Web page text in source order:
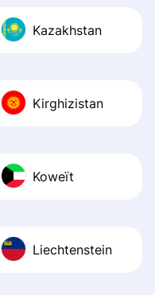
Kazakhstan
Kirghizistan
Koweït
Liechtenstein